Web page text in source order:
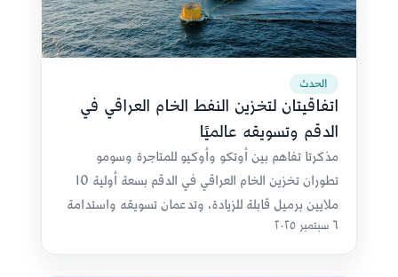
الحدث
اتفاقيتان لتخزين النفط الخام العراقي في
الدقم وتسويقه عالميًا
مذكرتا تفاهم بين أوتكو وأوكيو للمتاجرة وسومو
تطوران تخزين الخام العراقي في الدقم بسعة أولية 10
ملايين برميل قابلة للزيادة، وتدعمان تسويقه واستدامة
إمداداته عالميًا.
٦ سبتمبر ٢٠٢٥